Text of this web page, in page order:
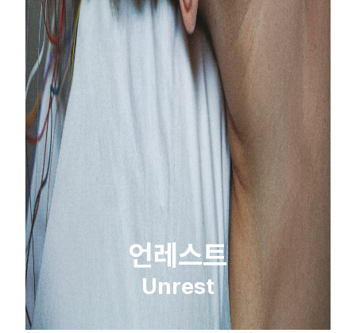
언레스트
Unrest